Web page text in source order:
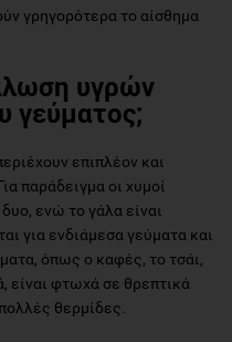
γρηγορότερα το αίσθημα
υγρών
γεύματος;
επιπλέον και
παράδειγμα οι χυμοί
ενώ το γάλα είναι
για ενδιάμεσα γεύματα και
όπως ο καφές, το τσάι,
είναι φτωχά σε θρεπτικά
θερμίδες.